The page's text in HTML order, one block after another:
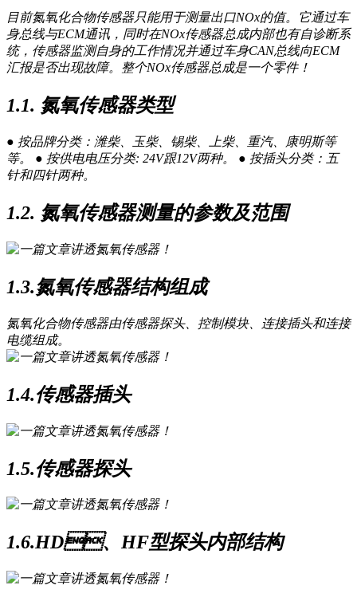
目前氮氧化合物传感器只能用于测量出口NOx的值。它通过车
身总线与ECM通讯，同时在NOx传感器总成内部也有自诊断系
统，传感器监测自身的工作情况并通过车身CAN总线向ECM
汇报是否出现故障。整个NOx传感器总成是一个零件！
1.1. 氮氧传感器类型
● 按品牌分类：潍柴、玉柴、锡柴、上柴、重汽、康明斯等
等。 ● 按供电电压分类: 24V跟12V两种。 ● 按插头分类：五
针和四针两种。
1.2. 氮氧传感器测量的参数及范围
1.3.氮氧传感器结构组成
氮氧化合物传感器由传感器探头、控制模块、连接插头和连接
电缆组成。
1.4.传感器插头
1.5.传感器探头
1.6.HD、HF型探头内部结构